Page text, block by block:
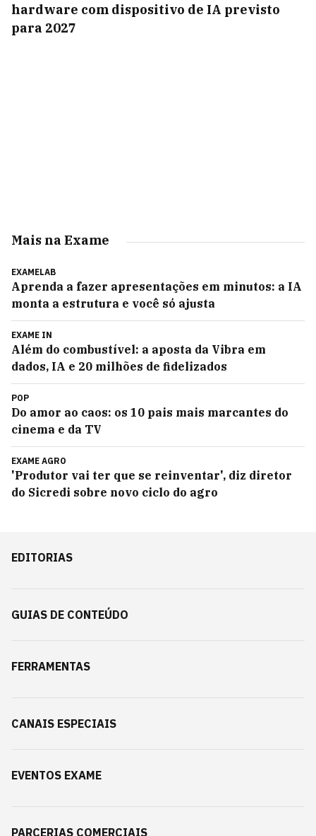
hardware com dispositivo de IA previsto
para 2027
Mais na Exame
EXAMELAB
Aprenda a fazer apresentações em minutos: a IA
monta a estrutura e você só ajusta
EXAME IN
Além do combustível: a aposta da Vibra em
dados, IA e 20 milhões de fidelizados
POP
Do amor ao caos: os 10 pais mais marcantes do
cinema e da TV
EXAME AGRO
'Produtor vai ter que se reinventar', diz diretor
do Sicredi sobre novo ciclo do agro
EDITORIAS
GUIAS DE CONTEÚDO
FERRAMENTAS
CANAIS ESPECIAIS
EVENTOS EXAME
PARCERIAS COMERCIAIS